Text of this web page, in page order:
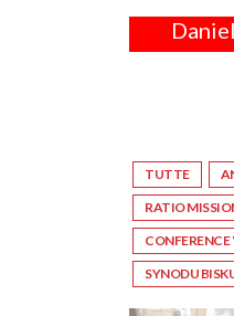
TUTTE
RATIO
SYNODU